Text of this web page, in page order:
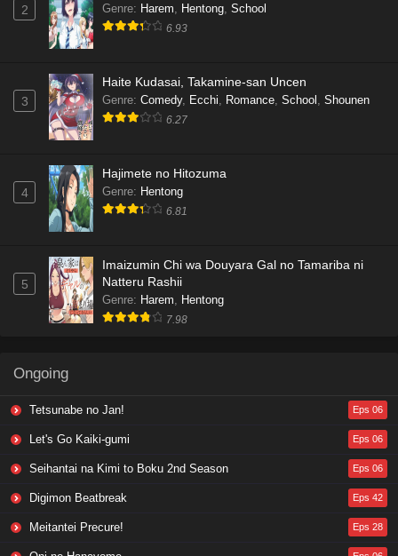
2 Genre: Harem Hentong School
6.93
3
Haite Kudasai, Takamine-san Uncen
Genre: Comedy, Ecchi Romance School Shounen
6.27
4
Hajimete no Hitozuma
Genre: Hentong
6.81
5
Imaizumin Chi wa Douyara Gal no Tamariba ni
Natteru Rashii
Genre: Harem Hentong
7.98
Ongoing
Tetsunabe no Jan! Eps 06
Let's Go Kaiki-gumi Eps 06
Seihantai na Kimi to Boku 2nd Season Eps 06
Digimon Beatbreak Eps 42
Meitantei Precure! Eps 28